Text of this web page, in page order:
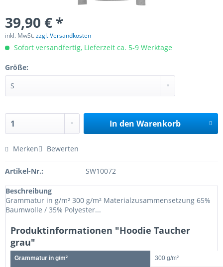
39,90 € *
inkl. MwSt.zzgl. Versandkosten
Sofort versandfertig, Lieferzeit ca. 5-9 Werktage
Größe:
In den Warenkorb
Merken Bewerten
Artikel-Nr.: SW10072
Beschreibung
Grammatur in g/m² 300 g/m² Materialzusammensetzung 65%
Baumwolle / 35% Polyester...
Produktinformationen "Hoodie Taucher
grau"
Grammatur in g/m² 300 g/m²